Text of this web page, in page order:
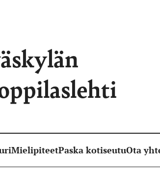
MielipiteetPaska kotiseutuOta